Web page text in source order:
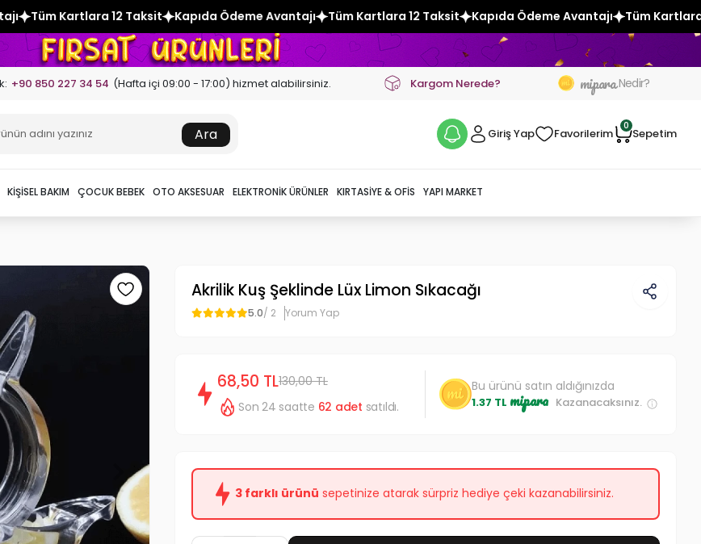
Taksit Kapıda Ödeme Avantajı Tüm Kartlara 12 Taksit Kapıda Ödeme Avantajı Tüm Kartlara 12 Taksit Kapıda
+90 850 227 34 54 (Hafta içi 09:00 - 17:00) hizmet alabilirsiniz. Kargom Nerede? mipara Nedir?
Ara Giriş Yap Favorilerim
0
Sepetim
KIŞISEL BAKIM ÇOCUK BEBEK OTO AKSESUAR ELEKTRONIK ÜRÜNLER KIRTASIYE & OFIS YAPI MARKET
Akrilik Kuş Şeklinde Lüx Limon Sıkacağı
5.0/ 2 Yorum Yap
68,50 TL130,00 TL
Son 24 saatte 62 adet satıldı.
Bu ürünü satın aldığınızda
1.37 TL mipara Kazanacaksınız.
3 farklı ürünü sepetinize atarak sürpriz hediye çeki kazanabilirsiniz.